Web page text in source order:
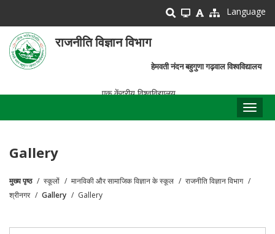
main
content
Language
राजनीति विज्ञान विभाग
हेमवती नंदन बहुगुणा गढ़वाल विश्वविद्यालय
एक केंद्रीय विश्वविद्यालय
Gallery
पग
मुख्य पृष्ठ स्कूलों मानविकी और सामाजिक विज्ञान के स्कूल
राजनीति विज्ञान विभाग
श्रीनगर
Gallery Gallery